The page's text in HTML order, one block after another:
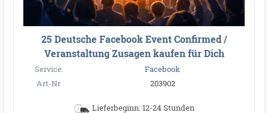
25 Deutsche Facebook Event Confirmed /
Veranstaltung Zusagen kaufen für Dich
Service:
Facebook
Art-Nr.
203902
Lieferbeginn: 12-24 Stunden
●
●
●
●